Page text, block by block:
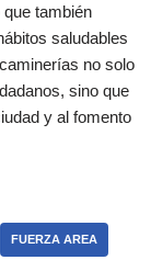
también
saludables
no solo
sino que
y al fomento
FUERZA AREA